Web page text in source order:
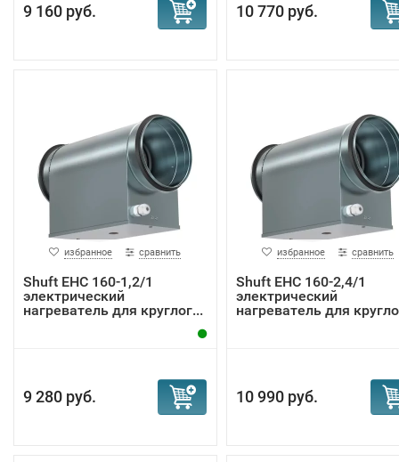
9 160 руб. 10 770 руб.
избранное сравнить
Shuft EHC 160-1,2/1
электрический
нагреватель для круглог...
9 280 руб.
избранное сравнить
Shuft EHC 160-2,4/1
электрический
нагреватель для
10 990 руб.